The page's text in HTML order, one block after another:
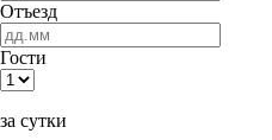
Отъезд
Гости
за сутки